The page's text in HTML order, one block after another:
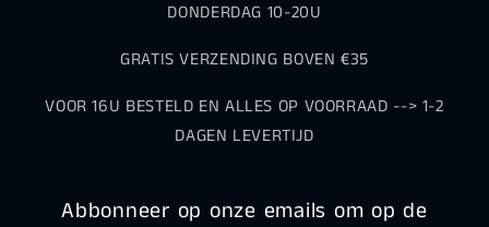
DONDERDAG 10-20U
GRATIS VERZENDING BOVEN €35
VOOR 16U BESTELD EN ALLES OP VOORRAAD --> 1-2
DAGEN LEVERTIJD
Abbonneer op onze emails om op de